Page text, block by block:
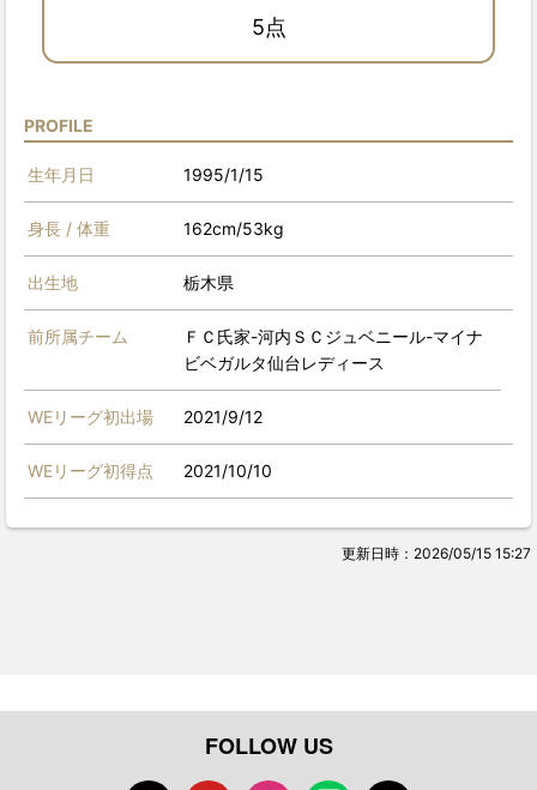
5点
PROFILE
生年月日 1995/1/15
身長 / 体重 162cm/53kg
出生地 栃木県
前所属チーム
ＦＣ氏家-河内ＳＣジュベニール-マイナ
ビベガルタ仙台レディース
WEリーグ初出場 2021/9/12
WEリーグ初得点 2021/10/10
更新日時：2026/05/15 15:27
FOLLOW US